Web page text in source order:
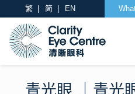
繁 简 EN
青光眼 ｜青光